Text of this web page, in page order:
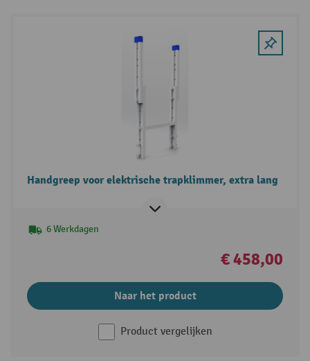
Handgreep voor elektrische trapklimmer, extra lang
6 Werkdagen
€ 458,00
Naar het product
Product vergelijken